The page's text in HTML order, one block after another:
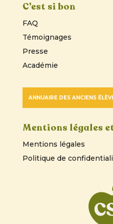
C’est si bon
FAQ
Témoignages
Presse
Académie
ANNUAIRE DES ANCIENS
Mentions légales
Mentions légales
Politique de